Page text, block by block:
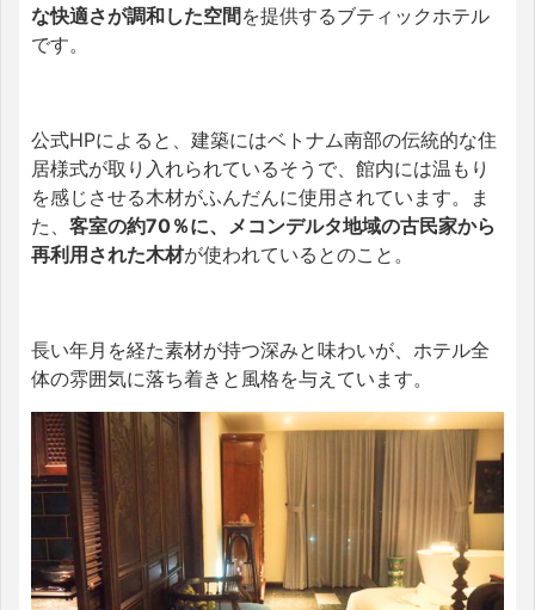
な快適さが調和した空間を提供するブティックホテル
です。
公式HPによると、建築にはベトナム南部の伝統的な住
居様式が取り入れられているそうで、館内には温もり
を感じさせる木材がふんだんに使用されています。ま
た、 客室の約70％に、メコンデルタ地域の古民家から
再利用された木材が使われているとのこと。
長い年月を経た素材が持つ深みと味わいが、ホテル全
体の雰囲気に落ち着きと風格を与えています。